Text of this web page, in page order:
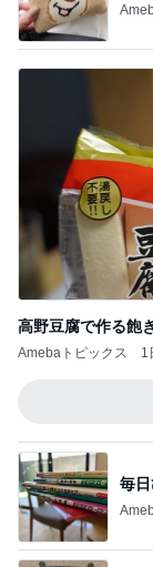
高野豆腐で作る飽
Amebaトピックス 1
毎